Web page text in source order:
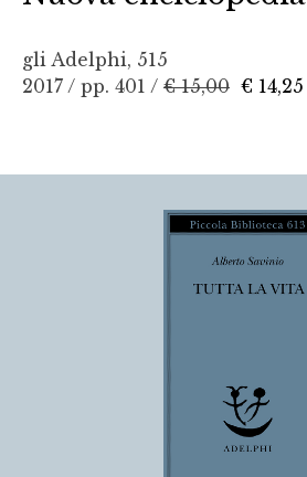
gli Adelphi, 515
2017 / pp. 401 / € 15,00 € 14,25